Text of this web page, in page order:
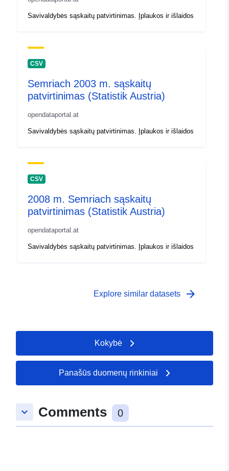
Savivaldybės sąskaitų patvirtinimas. Įplaukos ir išlaidos
CSV
Semriach 2003 m. sąskaitų
patvirtinimas (Statistik Austria)
opendataportal.at
Savivaldybės sąskaitų patvirtinimas. Įplaukos ir išlaidos
CSV
2008 m. Semriach sąskaitų
patvirtinimas (Statistik Austria)
opendataportal.at
Savivaldybės sąskaitų patvirtinimas. Įplaukos ir išlaidos
Explore similar datasets arrow_forward
Kokybė
Panašūs duomenų rinkiniai
keyboard_arrow_down Comments 0